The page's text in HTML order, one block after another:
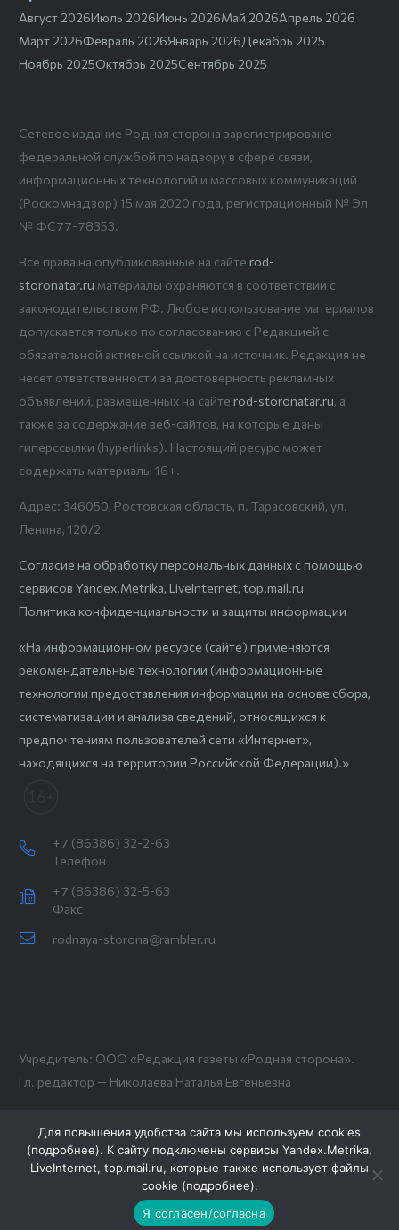
Август 2026Июль 2026Июнь 2026Май 2026Апрель 2026
Март 2026Февраль 2026Январь 2026Декабрь 2025
Ноябрь 2025Октябрь 2025Сентябрь 2025
Сетевое издание Родная сторона зарегистрировано
федеральной службой по надзору в сфере связи,
информационных технологий и массовых коммуникаций
(Роскомнадзор) 15 мая 2020 года, регистрационный № Эл
№ ФС77-78353.
Все права на опубликованные на сайте rod-
storonatar.ru материалы охраняются в соответствии с
законодательством РФ. Любое использование материалов
допускается только по согласованию с Редакцией с
обязательной активной ссылкой на источник. Редакция не
несет ответственности за достоверность рекламных
объявлений, размещенных на сайте rod-storonatar.ru, а
также за содержание веб-сайтов, на которые даны
гиперссылки (hyperlinks). Настоящий ресурс может
содержать материалы 16+.
Адрес: 346050, Ростовская область, п. Тарасовский, ул.
Ленина, 120/2
Согласие на обработку персональных данных с помощью
сервисов Yandex.Metrika, LiveInternet, top.mail.ru
Политика конфиденциальности и защиты информации
«На информационном ресурсе (сайте) применяются
рекомендательные технологии (информационные
технологии предоставления информации на основе сбора,
систематизации и анализа сведений, относящихся к
предпочтениям пользователей сети «Интернет»,
находящихся на территории Российской Федерации).»
+7 (86386) 32-2-63
Телефон
+7 (86386) 32-5-63
Факс
rodnaya-storona@rambler.ru
Учредитель: ООО «Редакция газеты «Родная сторона».
Гл. редактор — Николаева Наталья Евгеньевна
Для повышения удобства сайта мы используем cookies
(подробнее). К сайту подключены сервисы Yandex.Metrika,
LiveInternet, top.mail.ru, которые также использует файлы
cookie (подробнее).
Я согласен/согласна